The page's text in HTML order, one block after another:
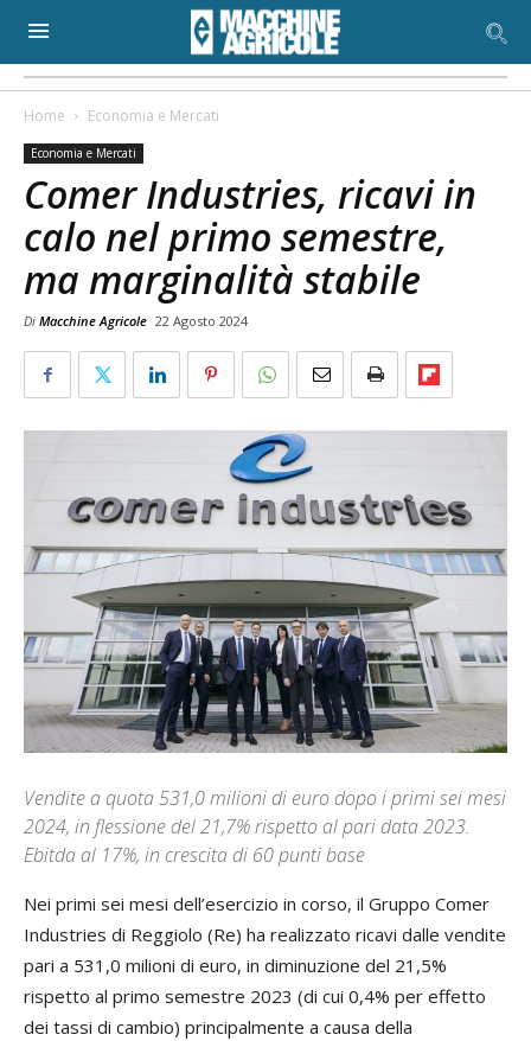
Home Economia e Mercati
Economia e Mercati
Comer Industries, ricavi in
calo nel primo semestre,
ma marginalità stabile
Di Macchine Agricole 22 Agosto 2024
Vendite a quota 531,0 milioni di euro dopo i primi sei mesi
2024, in flessione del 21,7% rispetto al pari data 2023.
Ebitda al 17%, in crescita di 60 punti base
Nei primi sei mesi dell’esercizio in corso, il Gruppo Comer
Industries di Reggiolo (Re) ha realizzato ricavi dalle vendite
pari a 531,0 milioni di euro, in diminuzione del 21,5%
rispetto al primo semestre 2023 (di cui 0,4% per effetto
dei tassi di cambio) principalmente a causa della